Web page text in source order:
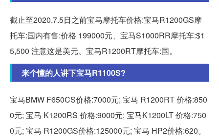
截止至2020.7.5日之前宝马摩托车价格:宝马R1200GS摩
托车:国内有售:价格 199000元、宝马S1000RR摩托车:$1
5,500 注意这是美元、宝马R1200RT摩托车:国。
来个懂的人讲下宝马R1100S?
宝马BMW F650CS价格:7000元; 宝马 R1200RT 价格:850
0元; 宝马 K1200RS 价格:9000元; 宝马K1200LT 价格:750
0元; 宝马 R1200GS价格:125000元; 宝马 HP2价格:620。